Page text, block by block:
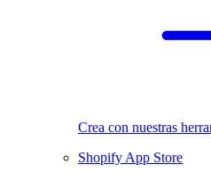
Crea con nuestras
Shopify App Store